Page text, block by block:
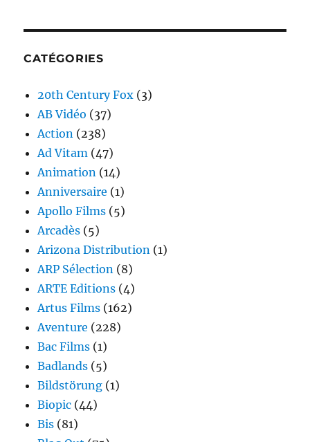
CATÉGORIES
20th Century Fox (3)
AB Vidéo (37)
Action (238)
Ad Vitam (47)
Animation (14)
Anniversaire (1)
Apollo Films (5)
Arcadès (5)
Arizona Distribution (1)
ARP Sélection (8)
ARTE Editions (4)
Artus Films (162)
Aventure (228)
Bac Films (1)
Badlands (5)
Bildstörung (1)
Biopic (44)
Bis (81)